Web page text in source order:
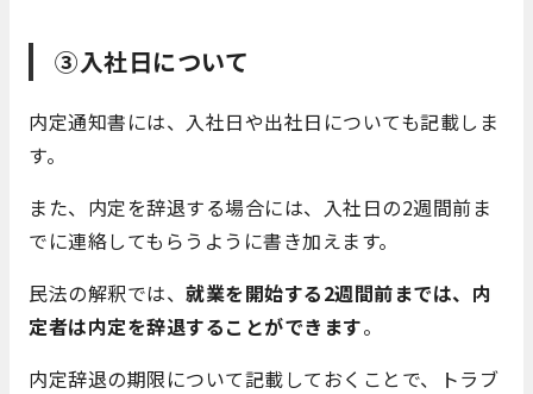
③入社日について
内定通知書には、入社日や出社日についても記載しま
す。
また、内定を辞退する場合には、入社日の2週間前ま
でに連絡してもらうように書き加えます。
民法の解釈では、 就業を開始する2週間前までは、内
定者は内定を辞退することができます。
内定辞退の期限について記載しておくことで、トラブ